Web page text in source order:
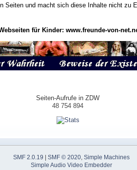
Seiten und macht sich diese Inhalte nicht zu
für Kinder: www.freunde-von-
Seiten-Aufrufe in ZDW
48 754 894
SMF 2.0.19 SMF © 2020 Simple Machines
Simple Audio Video Embedder